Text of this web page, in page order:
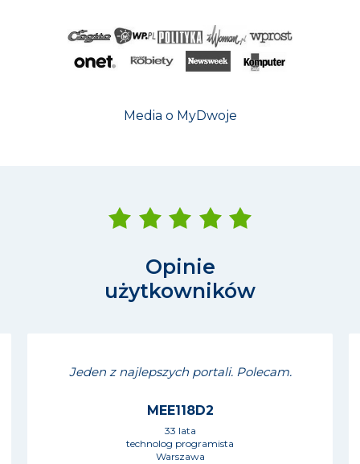
Media o MyDwoje
Opinie
użytkowników
Jeden z najlepszych portali. Polecam.
MEE118D2
33 lata
technolog programista
Warszawa